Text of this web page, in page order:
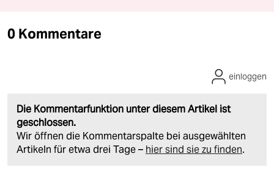
0 Kommentare
Die Kommentarfunktion unter diesem Artikel ist
geschlossen.
Wir öffnen die Kommentarspalte bei ausgewählten
Artikeln für etwa drei Tage – hier sind sie zu finden.
einloggen